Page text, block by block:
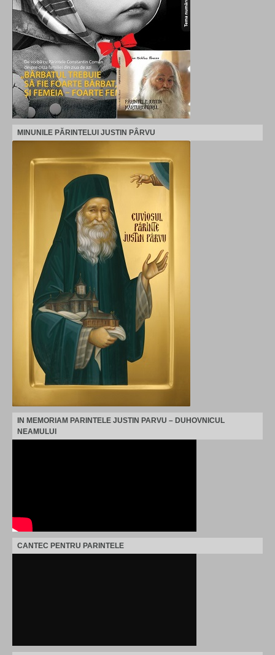
MINUNILE PĂRINTELUI JUSTIN PÂRVU
IN MEMORIAM PARINTELE JUSTIN PARVU – DUHOVNICUL
NEAMULUI
CANTEC PENTRU PARINTELE